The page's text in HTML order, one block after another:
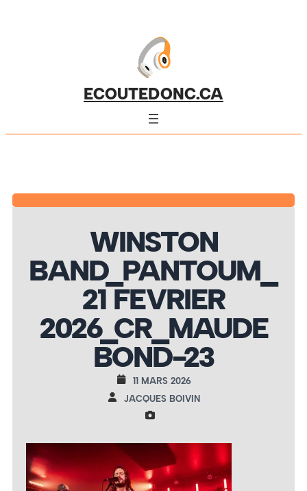
ECOUTEDONC.CA
WINSTON
BAND_PANTOUM_
21 FEVRIER
2026_CR_MAUDE
BOND-23
11 MARS 2026
JACQUES BOIVIN